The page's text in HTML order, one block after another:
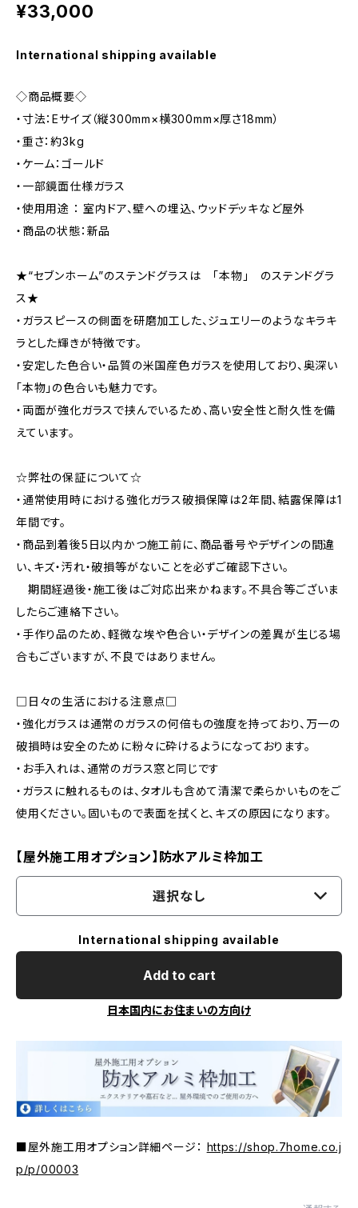
¥33,000
International shipping available
◇商品概要◇
・寸法：Eサイズ（縦300mm×横300mm×厚さ18mm）
・重さ：約3kg
・ケーム：ゴールド
・一部鏡面仕様ガラス
・使用用途 ： 室内ドア、壁への埋込、ウッドデッキなど屋外
・商品の状態：新品
★“セブンホーム”のステンドグラスは 「本物」 のステンドグラ
ス★
・ガラスピースの側面を研磨加工した、ジュエリーのようなキラキ
ラとした輝きが特徴です。
・安定した色合い・品質の米国産色ガラスを使用しており、奥深い
「本物」の色合いも魅力です。
・両面が強化ガラスで挟んでいるため、高い安全性と耐久性を備
えています。
☆弊社の保証について☆
・通常使用時における強化ガラス破損保障は2年間、結露保障は1
年間です。
・商品到着後5日以内かつ施工前に、商品番号やデザインの間違
い、キズ・汚れ・破損等がないことを必ずご確認下さい。
期間経過後・施工後はご対応出来かねます。不具合等ございま
したらご連絡下さい。
・手作り品のため、軽微な埃や色合い・デザインの差異が生じる場
合もございますが、不良ではありません。
□日々の生活における注意点□
・強化ガラスは通常のガラスの何倍もの強度を持っており、万一の
破損時は安全のために粉々に砕けるようになっております。
・お手入れは、通常のガラス窓と同じです
・ガラスに触れるものは、タオルも含めて清潔で柔らかいものをご
使用ください。固いもので表面を拭くと、キズの原因になります。
【屋外施工用オプション】防水アルミ枠加工
選択なし
International shipping available
Add to cart
日本国内にお住まいの方向け
■屋外施工用オプション詳細ページ： https://shop.7home.co.j
p/p/00003